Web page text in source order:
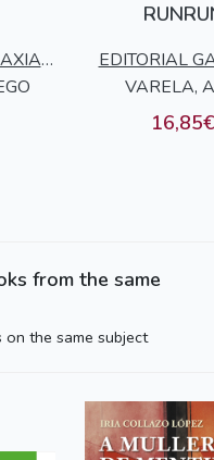
EDITORIAL
S.A.
VARELA,
16,85€
from the same
the same subject